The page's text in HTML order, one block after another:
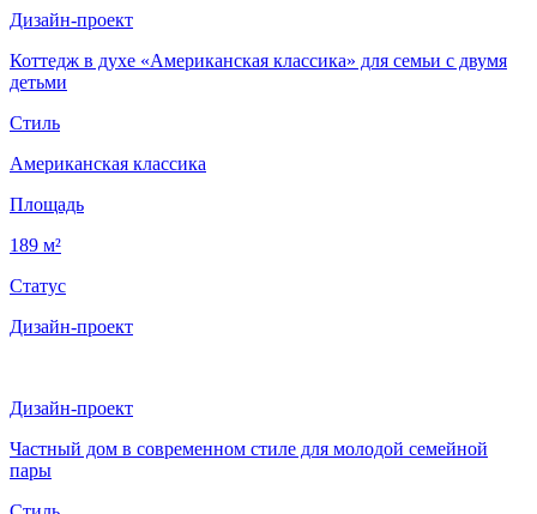
Дизайн-проект
Коттедж в духе «Американская классика» для семьи с двумя
детьми
Стиль
Американская классика
Площадь
189 м²
Статус
Дизайн-проект
Дизайн-проект
Частный дом в современном стиле для молодой семейной
пары